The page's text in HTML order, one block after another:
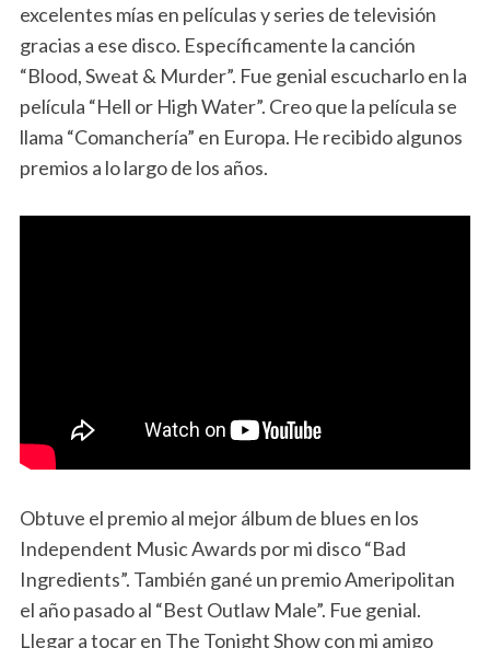
excelentes mías en películas y series de televisión
gracias a ese disco. Específicamente la canción
“Blood, Sweat & Murder”. Fue genial escucharlo en la
película “Hell or High Water”. Creo que la película se
llama “Comanchería” en Europa. He recibido algunos
premios a lo largo de los años.
Obtuve el premio al mejor álbum de blues en los
Independent Music Awards por mi disco “Bad
Ingredients”. También gané un premio Ameripolitan
el año pasado al “Best Outlaw Male”. Fue genial.
Llegar a tocar en The Tonight Show con mi amigo